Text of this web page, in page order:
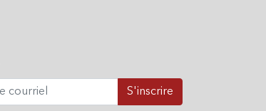
S'inscrire